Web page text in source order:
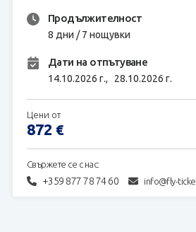
Продължителност
8 дни / 7 нощувки
Дати на отпътуване
14.10.2026 г., 28.10.2026 г.
Свържете се с нас:
+359 877 78 74 60 info@fly-
Цени от
872 €